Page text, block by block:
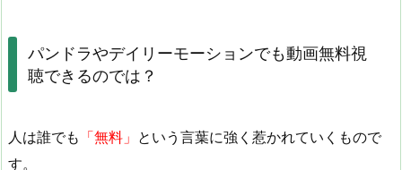
パンドラやデイリーモーションでも動画無料視
聴できるのでは？
人は誰でも 「無料」 という言葉に強く惹かれていくもので
す。